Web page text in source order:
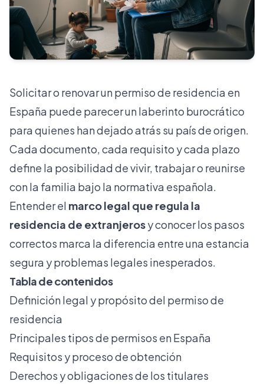
Solicitar o renovar un permiso de residencia en
España puede parecer un laberinto burocrático
para quienes han dejado atrás su país de origen.
Cada documento, cada requisito y cada plazo
define la posibilidad de vivir, trabajar o reunirse
con la familia bajo la normativa española.
Entender el marco legal que regula la
residencia de extranjerosy conocer los pasos
correctos marca la diferencia entre una estancia
segura y problemas legales inesperados.
Tabla de contenidos
Definición legal y propósito del permiso de
residencia
Principales tipos de permisos en España
Requisitos y proceso de obtención
Derechos y obligaciones de los titulares